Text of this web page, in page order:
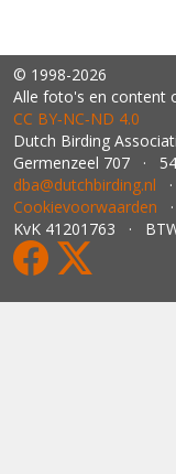
© 1998-2026
Alle foto's en content
CC BY‑NC‑ND 4.0
Dutch Birding
Germenzeel 707 ·
dba@dutchbirding.nl ·
Cookievoorwaarden ·
KvK 41201763 ·